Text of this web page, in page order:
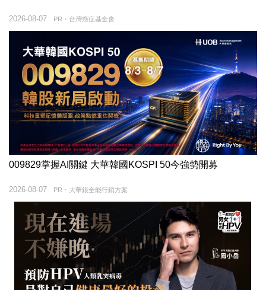
PR・台灣癌症基金會
2026-08-07
009829掌握AI關鍵 大華韓國KOSPI 50今強勢開募
PR・大華銀全能行銷方案
2026-08-07